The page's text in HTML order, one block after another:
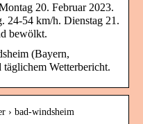
20. Februar 2023.
24-54 km/h. Dienstag 21.
bewölkt.
(Bayern,
Wetterbericht.
› bad-windsheim